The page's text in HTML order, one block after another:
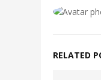
RELATED